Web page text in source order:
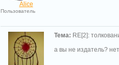
Alice
Пользователь
Тема: RE[2]:
а вы не издатель?